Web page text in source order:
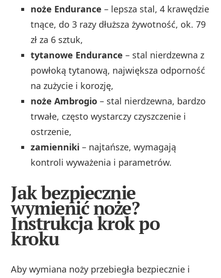
noże Endurance – lepsza stal, 4 krawędzie
tnące, do 3 razy dłuższa żywotność, ok. 79
zł za 6 sztuk,
tytanowe Endurance – stal nierdzewna z
powłoką tytanową, największa odporność
na zużycie i korozję,
noże Ambrogio – stal nierdzewna, bardzo
trwałe, często wystarczy czyszczenie i
ostrzenie,
zamienniki – najtańsze, wymagają
kontroli wyważenia i parametrów.
Jak bezpiecznie
wymienić noże?
Instrukcja krok po
kroku
Aby wymiana noży przebiegła bezpiecznie i